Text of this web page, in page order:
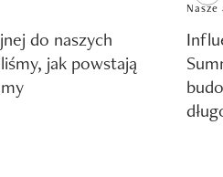
do naszych
jak powstają